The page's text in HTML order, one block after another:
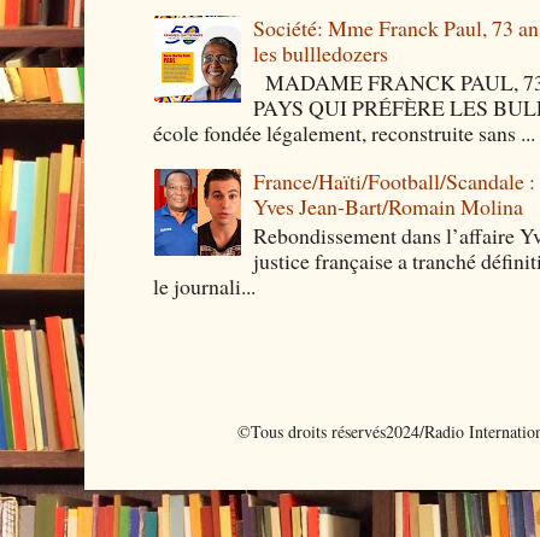
Société: Mme Franck Paul, 73
les bullledozers
MADAME FRANCK PAUL,
PAYS QUI PRÉFÈRE LES
école fondée légalement, reconstruite sans ...
France/Haïti/Football/Scandale
Yves Jean-Bart/Romain Molina
Rebondissement dans l’affaire
justice française a tranché
le journali...
©Tous droits réservés2024/Radio